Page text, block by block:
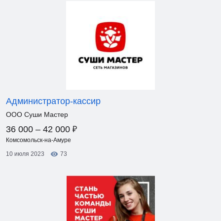
Администратор-кассир
ООО Суши Мастер
36 000 – 42 000 ₽
Комсомольск-на-Амуре
10 июля 2023
73